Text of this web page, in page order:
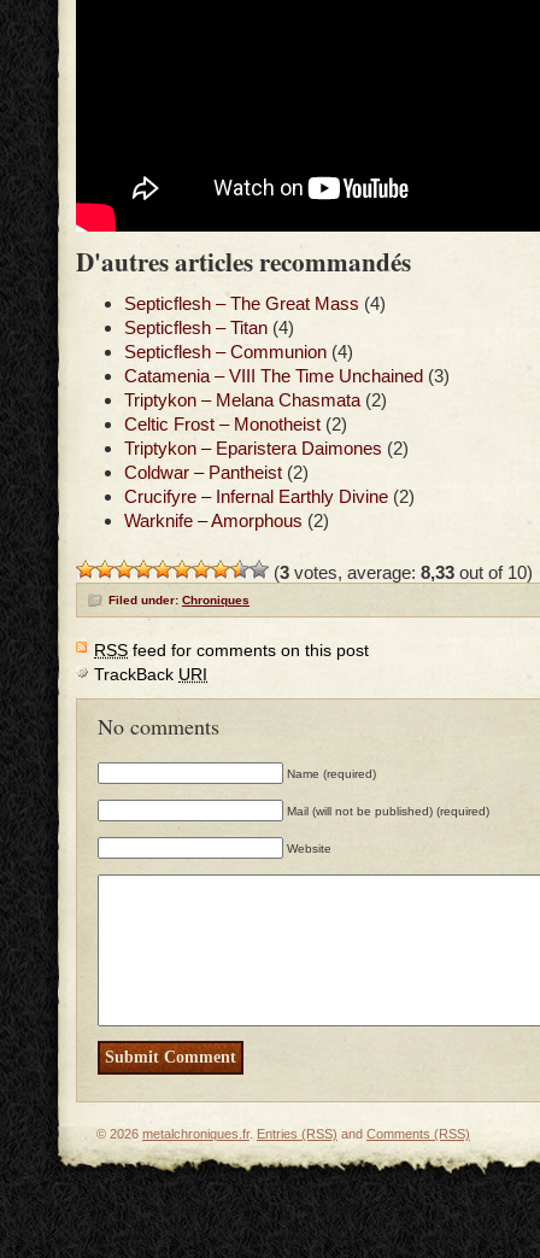
D'autres articles recommandés
Septicflesh – The Great Mass (4)
Septicflesh – Titan (4)
Septicflesh – Communion (4)
Catamenia – VIII The Time Unchained (3)
Triptykon – Melana Chasmata (2)
Celtic Frost – Monotheist (2)
Triptykon – Eparistera Daimones (2)
Coldwar – Pantheist (2)
Crucifyre – Infernal Earthly Divine (2)
Warknife – Amorphous (2)
(3 votes, average: 8,33 out of 10)
Filed under: Chroniques
RSS feed for comments on this post
TrackBack URI
No comments
Name (required)
Mail (will not be published) (required)
Website
© 2026 metalchroniques.fr. Entries (RSS) and Comments (RSS)